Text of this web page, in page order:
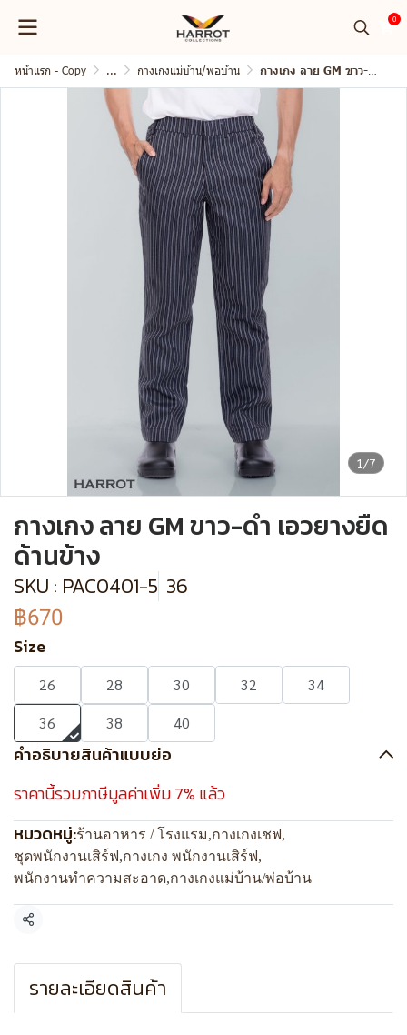
0
หน้าแรก - Copy ... กางเกงแม่บ้าน/พ่อบ้าน กางเกง ลาย GM ขาว-ดำ เอวยางยืดด้านข้าง
1/7
กางเกง ลาย GM ขาว-ดำ เอวยางยืด
ด้านข้าง
SKU : PAC0401-5 36
฿670
Size
26 28 30 32
34
36
38 40
คำอธิบายสินค้าแบบย่อ
ราคานี้รวมภาษีมูลค่าเพิ่ม 7% แล้ว
หมวดหมู่:ร้านอาหาร / โรงแรม,กางเกงเชฟ,
ชุดพนักงานเสิร์ฟ,กางเกง พนักงานเสิร์ฟ,
พนักงานทำความสะอาด,กางเกงแม่บ้าน/พ่อบ้าน
แชร์
รายละเอียดสินค้า